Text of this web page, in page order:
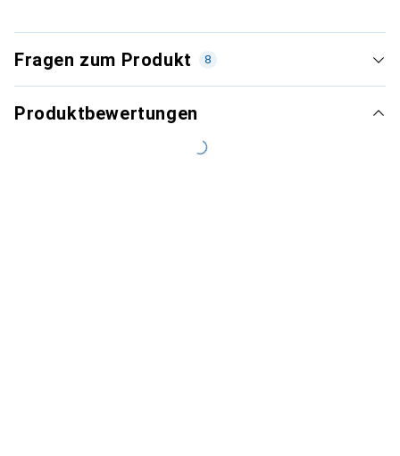
Fragen zum Produkt 8
Produktbewertungen